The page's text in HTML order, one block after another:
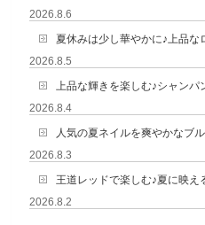
2026.8.6
夏休みは少し華やかに♪上品な
2026.8.5
上品な輝きを楽しむ♪シャンパ
2026.8.4
人気の夏ネイルを爽やかなブ
2026.8.3
王道レッドで楽しむ♪夏に映え
2026.8.2